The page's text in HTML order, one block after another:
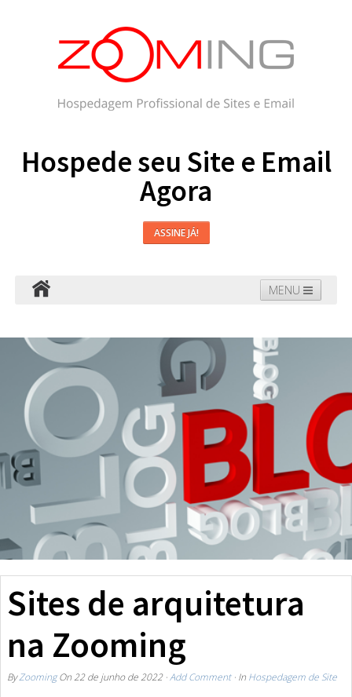
Hospede seu Site e Email
Agora
ASSINE JÁ!
MENU
Domínios Blog Suporte
Sites de arquitetura
na Zooming
ByZoomingOn 22 de junho de 2022· Add Comment· In Hospedagem de Site